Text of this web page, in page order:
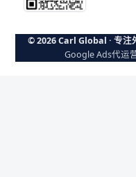
© 2026 Carl Global · 专注
Google Ads代运